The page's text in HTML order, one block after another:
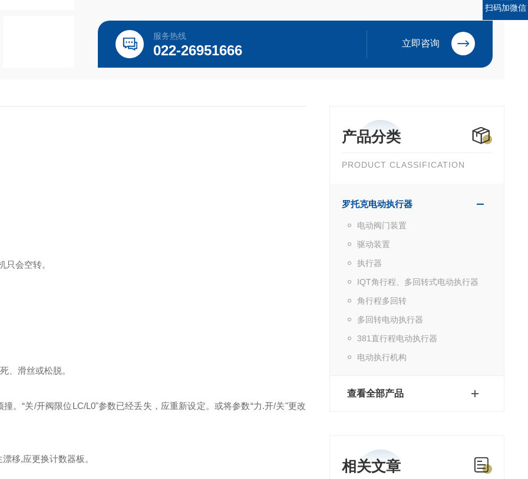
服务热线
022-26951666 立即咨询
产品分类
PRODUCT CLASSIFICATION
罗托克电动执行器
电动阀门装置
驱动装置
执行器
IQT角行程、多回转式电动执行器
角行程多回转
多回转电动执行器
381直行程电动执行器
电动执行机构
查看全部产品
相关文章
会空转。
、滑丝或松脱。
。“关/开阀限位LC/L0"参数已经丢失，应重新设定。或将参数“力.开/关"更改
移,应更换计数器板。
扫码加微信